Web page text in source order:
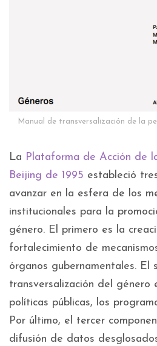
Manual de transversalización de la
La Plataforma de Acción de
Beijing de 1995 estableció
avanzar en la esfera de los
institucionales para la
género. El primero es la
fortalecimiento de
órganos gubernamentales. El
transversalización del género
políticas públicas, los
Por último, el tercer
difusión de datos